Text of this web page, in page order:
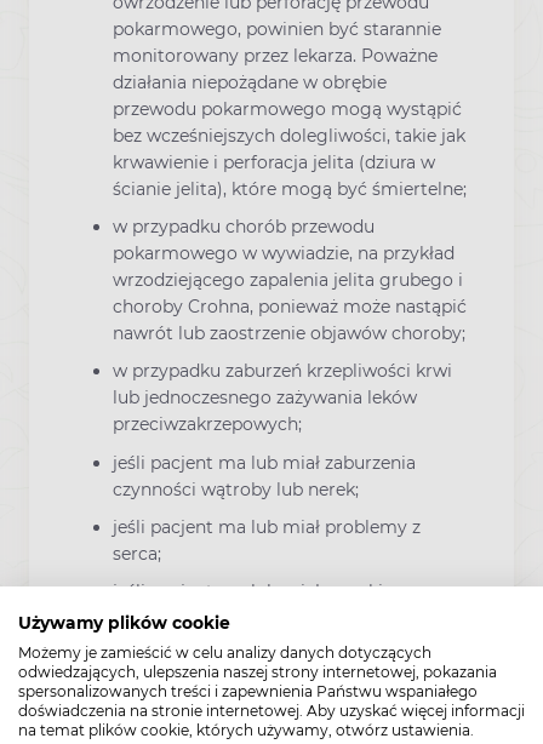
Używamy plików cookie
Możemy je zamieścić w celu analizy danych dotyczących
odwiedzających, ulepszenia naszej strony internetowej, pokazania
spersonalizowanych treści i zapewnienia Państwu wspaniałego
doświadczenia na stronie internetowej. Aby uzyskać więcej informacji
na temat plików cookie, których używamy, otwórz ustawienia.
pokarmowego, powinien być starannie
monitorowany przez lekarza. Poważne
działania niepożądane w obrębie
przewodu pokarmowego mogą wystąpić
bez wcześniejszych dolegliwości, takie jak
krwawienie i perforacja jelita (dziura w
ścianie jelita), które mogą być śmiertelne;
w przypadku chorób przewodu
pokarmowego w wywiadzie, na przykład
wrzodziejącego zapalenia jelita grubego i
choroby Crohna, ponieważ może nastąpić
nawrót lub zaostrzenie objawów choroby;
w przypadku zaburzeń krzepliwości krwi
lub jednoczesnego zażywania leków
przeciwzakrzepowych;
jeśli pacjent ma lub miał zaburzenia
czynności wątroby lub nerek;
jeśli pacjent ma lub miał problemy z
serca;
jeśli pacjent ma lub miał wysokie
ciśnienie krwi;
jeżeli pacjentka próbuje zajść w ciążę lub
ma problemy z zajściem w ciążę;
w przypadku pacjentów, u których